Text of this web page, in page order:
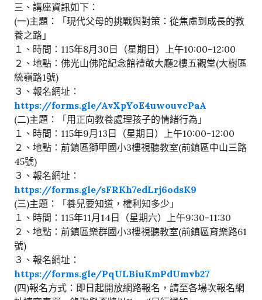
三、講座資訊如下：
(一)主題：「現代父母的挑戰與對策：從焦慮到成長的教
養之路」
１、時間：115年8月30日（星期日）上午10:00-12:00
２、地點：佛光山佛陀紀念館禮敬大廳2樓五觀堂(大樹區
統嶺路1號)
３、報名網址：
https://forms.gle/AvXpYoE4uwouvcPaA
(二)主題：「用正向教養處理孩子的情緒行為」
１、時間：115年9月13日（星期日）上午10:00-12:00
２、地點：前鎮區獅甲國小3樓視聽教室(前鎮區中山三路
45號)
３、報名網址：
https://forms.gle/sFRKh7edLrj6odsK9
(三)主題：「養兒要知道，權利知多少」
１、時間：115年11月14日（星期六）上午9:30-11:30
２、地點：前鎮區樂群國小3樓視聽教室(前鎮區育樂路61
號)
３、報名網址：
https://forms.gle/PqULBiuKmPdUmvb27
(四)報名方式：即日起開放網路報名，請至各場次報名網